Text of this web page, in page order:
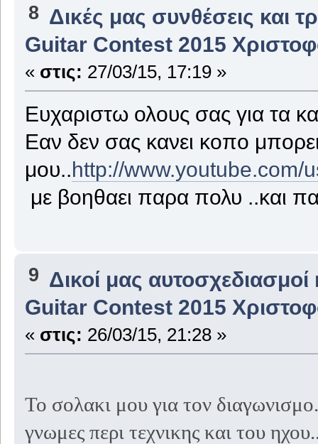
8 Δικές μας συνθέσεις και
Guitar Contest 2015
« στις: 27/03/15, 17:19 »
Ευχαριστω ολους σας για τα
Εαν δεν σας κανει κοπο
μου..http://www.youtube.com/
με βοηθαει παρα πολυ ..και
9 Δικοί μας αυτοσχεδιασμοί
Guitar Contest 2015
« στις: 26/03/15, 21:28 »
Το σολακι μου για τον
γνωμες περι τεχνικης και του